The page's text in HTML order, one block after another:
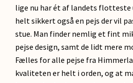
lige nu har ét af landets flotteste
helt sikkert også en pejs der vil
stue. Man finder nemlig et fint
pejse design, samt de lidt mere
Fælles for alle pejse fra
kvaliteten er helt i orden, og at